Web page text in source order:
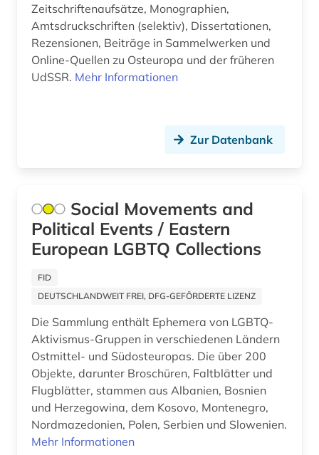
handschrift (1)
heimatkunde (1)
holocaust (1)
internationales recht (1)
italien (1)
jahrbuch (1)
juden (2)
judentum (1)
judenverfolgung (2)
judenvernichtung (2)
Israel (2)
Italien (9)
Japan (2)
Lettland (16)
Liechtenstein (1)
Luxemburg (1)
Makedonien (12)
Malta (2)
Mecklenburg-Vorpommern (2)
Mittelamerika (2)
Moldawien (12)
Zeitschriftenaufsätze, Monographien,
Amtsdruckschriften (selektiv), Dissertationen,
Rezensionen, Beiträge in Sammelwerken und
Online-Quellen zu Osteuropa und der früheren
UdSSR. Mehr Informationen
Zur Datenbank
Social Movements and
Political Events / Eastern
European LGBTQ Collections
FID
DEUTSCHLANDWEIT FREI, DFG-GEFÖRDERTE LIZENZ
Die Sammlung enthält Ephemera von LGBTQ-
Aktivismus-Gruppen in verschiedenen Ländern
Ostmittel- und Südosteuropas. Die über 200
Objekte, darunter Broschüren, Faltblätter und
Flugblätter, stammen aus Albanien, Bosnien
und Herzegowina, dem Kosovo, Montenegro,
Nordmazedonien, Polen, Serbien und Slowenien.
Mehr Informationen